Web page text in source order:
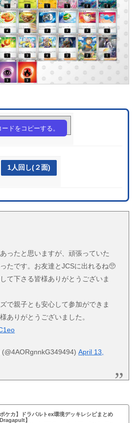
Qt8Zqf-2MMMUp
ドをコピーする。
1人回し(２面)
ったと思いますが、頑張っていた
たです。お友達とJCSに出れるね🥺
て下さる皆様ありがとうございま
で親子とも安心して参加ができま
ありがとうございました。
April 13,
ポケカ】ドラパルトex環境デッキレシピまとめ
Dragapult】